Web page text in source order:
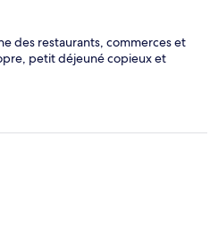
des restaurants, commerces et
petit déjeuné copieux et